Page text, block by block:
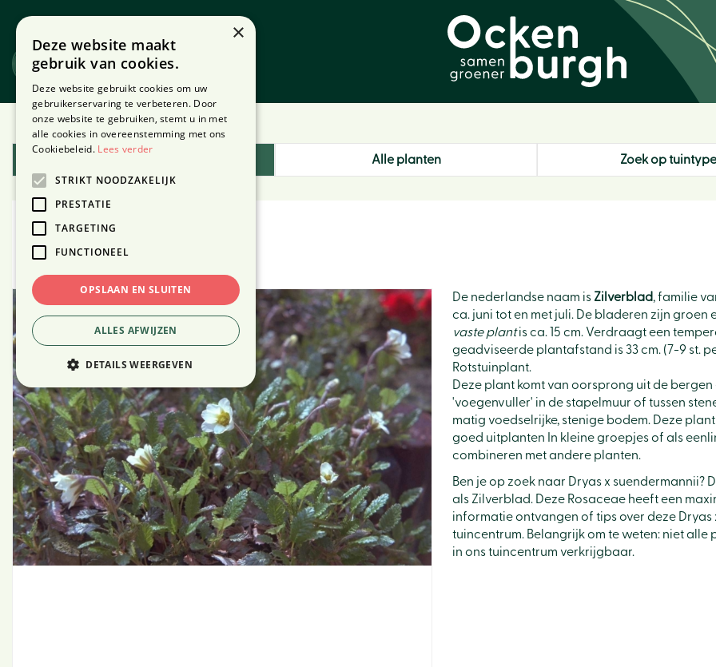
naar
content
Home Plantengids
Website Webshop
Alle planten Zoek op tuintype
Zilverblad
De nederlandse naam is Zilverblad, familie
ca. juni tot en met juli. De bladeren zijn groen
vaste plantis ca. 15 cm. Verdraagt een
geadviseerde plantafstand is 33 cm. (7-9 st.
Rotstuinplant.
Deze plant komt van oorsprong uit de
'voegenvuller' in de stapelmuur of tussen
matig voedselrijke, stenige bodem. Deze
goed uitplanten In kleine groepjes of als
combineren met andere planten.
Ben je op zoek naar Dryas x suendermannii?
als Zilverblad. Deze Rosaceae heeft een
informatie ontvangen of tips over deze Dryas
tuincentrum. Belangrijk om te weten: niet
in ons tuincentrum verkrijgbaar.
×
Deze website maakt
gebruik van cookies.
Deze website gebruikt cookies om uw
gebruikerservaring te verbeteren. Door
onze website te gebruiken, stemt u in met
alle cookies in overeenstemming met ons
Cookiebeleid. Lees verder
STRIKT NOODZAKELIJK
PRESTATIE
TARGETING
FUNCTIONEEL
OPSLAAN EN SLUITEN
ALLES AFWIJZEN
DETAILS WEERGEVEN